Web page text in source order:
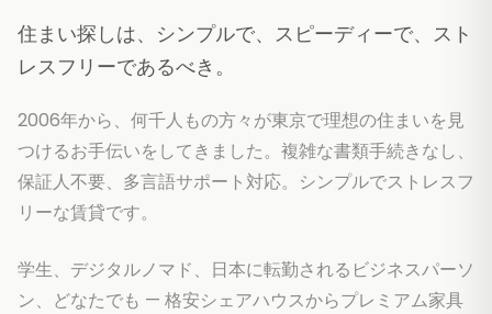
住まい探しは、シンプルで、スピーディーで、スト
レスフリーであるべき。
2006年から、何千人もの方々が東京で理想の住まいを見
つけるお手伝いをしてきました。複雑な書類手続きなし、
保証人不要、多言語サポート対応。シンプルでストレスフ
リーな賃貸です。
学生、デジタルノマド、日本に転勤されるビジネスパーソ
ン、どなたでも — 格安シェアハウスからプレミアム家具